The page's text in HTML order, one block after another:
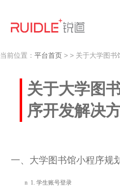
当前位置： 平台首页 > > 关于大学图书
关于大学图
序开发解决
一、大学图书馆小程序规划
n 1.学生账号登录